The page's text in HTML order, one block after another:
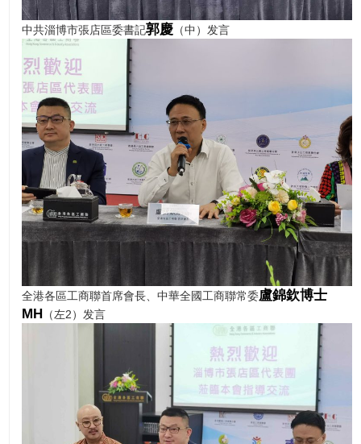
中共淄博市張店區委書記郭慶 （中）发言
全港各區工商聯首席會長、中華全國工商聯常委盧錦欽博士
MH （左2）发言